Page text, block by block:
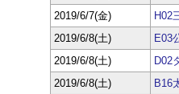
2019/6/7(金)
H02
2019/6/8(土)
E03
2019/6/8(土)
D02
2019/6/8(土)
B16